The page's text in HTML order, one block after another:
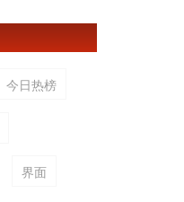
今日热榜
界面